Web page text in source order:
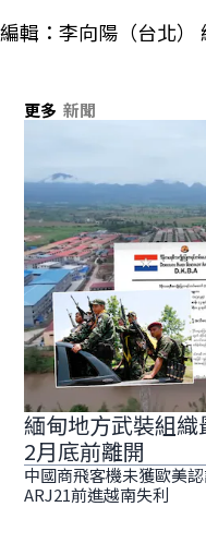
編輯：李向陽（台北）
更多 新聞
緬甸地方武裝組
2月底前離開
中國商飛客機未獲歐美
ARJ21前進越南失利